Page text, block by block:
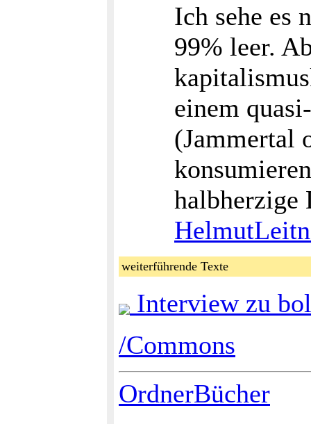
Ich sehe es
99% leer.
einem
(Jammertal
halbherzige
weiterführende Texte
Interview zu
/Commons
OrdnerBücher